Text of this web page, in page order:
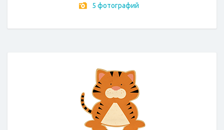
5 фотографий